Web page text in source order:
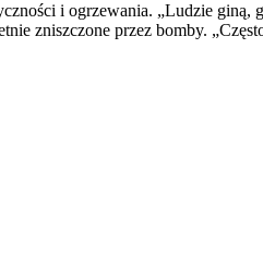
i ogrzewania. „Ludzie
zniszczone przez bomby.